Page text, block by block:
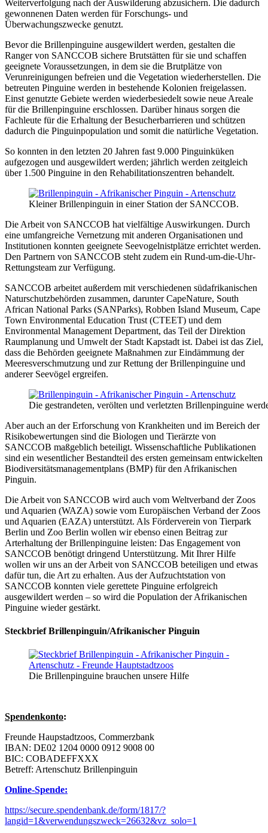
Weiterverfolgung nach der Auswilderung abzusichern. Die dadurch
gewonnenen Daten werden für Forschungs- und
Überwachungszwecke genutzt.
Bevor die Brillenpinguine ausgewildert werden, gestalten die
Ranger von SANCCOB sichere Brutstätten für sie und schaffen
geeignete Voraussetzungen, in dem sie die Brutplätze von
Verunreinigungen befreien und die Vegetation wiederherstellen. Die
betreuten Pinguine werden in bestehende Kolonien freigelassen.
Einst genutzte Gebiete werden wiederbesiedelt sowie neue Areale
für die Brillenpinguine erschlossen. Darüber hinaus sorgen die
Fachleute für die Erhaltung der Besucherbarrieren und schützen
dadurch die Pinguinpopulation und somit die natürliche Vegetation.
So konnten in den letzten 20 Jahren fast 9.000 Pinguinküken
aufgezogen und ausgewildert werden; jährlich werden zeitgleich
über 1.500 Pinguine in den Rehabilitationszentren behandelt.
Kleiner Brillenpinguin in einer Station der SANCCOB.
Die Arbeit von SANCCOB hat vielfältige Auswirkungen. Durch
eine umfangreiche Vernetzung mit anderen Organisationen und
Institutionen konnten geeignete Seevogelnistplätze errichtet werden.
Den Partnern von SANCCOB steht zudem ein Rund-um-die-Uhr-
Rettungsteam zur Verfügung.
SANCCOB arbeitet außerdem mit verschiedenen südafrikanischen
Naturschutzbehörden zusammen, darunter CapeNature, South
African National Parks (SANParks), Robben Island Museum, Cape
Town Environmental Education Trust (CTEET) und dem
Environmental Management Department, das Teil der Direktion
Raumplanung und Umwelt der Stadt Kapstadt ist. Dabei ist das Ziel,
dass die Behörden geeignete Maßnahmen zur Eindämmung der
Meeresverschmutzung und zur Rettung der Brillenpinguine und
anderer Seevögel ergreifen.
Die gestrandeten, verölten und verletzten Brillenpinguine
Aber auch an der Erforschung von Krankheiten und im Bereich der
Risikobewertungen sind die Biologen und Tierärzte von
SANCCOB maßgeblich beteiligt. Wissenschaftliche Publikationen
sind ein wesentlicher Bestandteil des ersten gemeinsam entwickelten
Biodiversitätsmanagementplans (BMP) für den Afrikanischen
Pinguin.
Die Arbeit von SANCCOB wird auch vom Weltverband der Zoos
und Aquarien (WAZA) sowie vom Europäischen Verband der Zoos
und Aquarien (EAZA) unterstützt. Als Förderverein von Tierpark
Berlin und Zoo Berlin wollen wir ebenso einen Beitrag zur
Arterhaltung der Brillenpinguine leisten: Das Engagement von
SANCCOB benötigt dringend Unterstützung. Mit Ihrer Hilfe
wollen wir uns an der Arbeit von SANCCOB beteiligen und etwas
dafür tun, die Art zu erhalten. Aus der Aufzuchtstation von
SANCCOB konnten viele gerettete Pinguine erfolgreich
ausgewildert werden – so wird die Population der Afrikanischen
Pinguine wieder gestärkt.
Steckbrief Brillenpinguin/Afrikanischer Pinguin
Die Brillenpinguine brauchen unsere Hilfe
Spendenkonto:
Freunde Haupstadtzoos, Commerzbank
IBAN: DE02 1204 0000 0912 9008 00
BIC: COBADEFFXXX
Betreff: Artenschutz Brillenpinguin
Online-Spende:
https://secure.spendenbank.de/form/1817/?
langid=1&verwendungszweck=26632&vz_solo=1